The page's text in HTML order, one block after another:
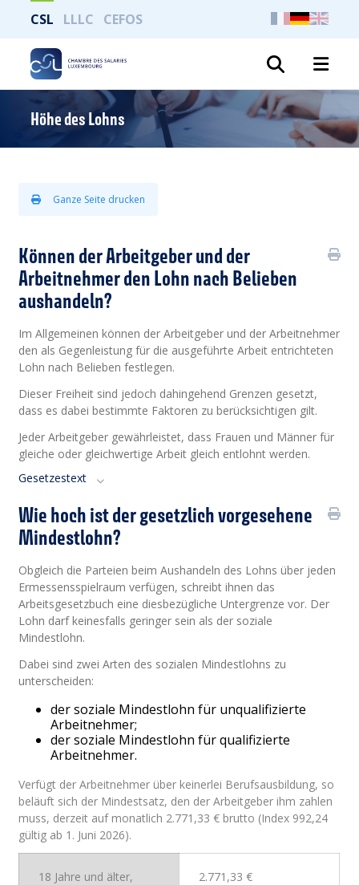
CSL LLLC CEFOS
Höhe des Lohns
Ganze Seite drucken
Können der Arbeitgeber und der
Arbeitnehmer den Lohn nach Belieben
aushandeln?
Im Allgemeinen können der Arbeitgeber und der Arbeitnehmer
den als Gegenleistung für die ausgeführte Arbeit entrichteten
Lohn nach Belieben festlegen.
Dieser Freiheit sind jedoch dahingehend Grenzen gesetzt,
dass es dabei bestimmte Faktoren zu berücksichtigen gilt.
Jeder Arbeitgeber gewährleistet, dass Frauen und Männer für
gleiche oder gleichwertige Arbeit gleich entlohnt werden.
Gesetzestext
Wie hoch ist der gesetzlich vorgesehene
Mindestlohn?
Obgleich die Parteien beim Aushandeln des Lohns über jeden
Ermessensspielraum verfügen, schreibt ihnen das
Arbeitsgesetzbuch eine diesbezügliche Untergrenze vor. Der
Lohn darf keinesfalls geringer sein als der soziale
Mindestlohn.
Dabei sind zwei Arten des sozialen Mindestlohns zu
unterscheiden:
der soziale Mindestlohn für unqualifizierte
Arbeitnehmer;
der soziale Mindestlohn für qualifizierte
Arbeitnehmer.
Verfügt der Arbeitnehmer über keinerlei Berufsausbildung, so
beläuft sich der Mindestsatz, den der Arbeitgeber ihm zahlen
muss, derzeit auf monatlich 2.771,33 € brutto (Index 992,24
gültig ab 1. Juni 2026).
18 Jahre und älter,
2.771,33 €